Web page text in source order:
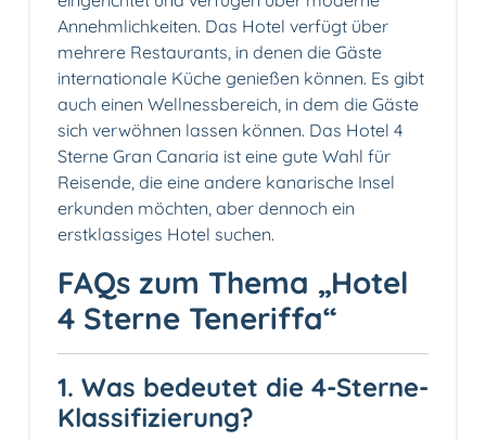
Annehmlichkeiten. Das Hotel verfügt über
mehrere Restaurants, in denen die Gäste
internationale Küche genießen können. Es gibt
auch einen Wellnessbereich, in dem die Gäste
sich verwöhnen lassen können. Das Hotel 4
Sterne Gran Canaria ist eine gute Wahl für
Reisende, die eine andere kanarische Insel
erkunden möchten, aber dennoch ein
erstklassiges Hotel suchen.
FAQs zum Thema „Hotel
4 Sterne Teneriffa“
1. Was bedeutet die 4-Sterne-
Klassifizierung?